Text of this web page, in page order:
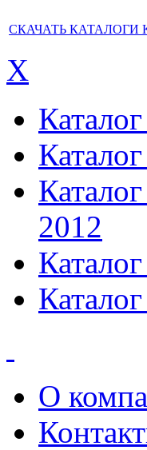
СКАЧАТЬ КАТАЛОГИ
X
2012
О